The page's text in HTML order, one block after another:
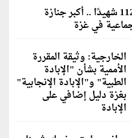
112 شهيدًا .. أكبر جنازة
في غزة
الخارجية: وثيقة المقررة
الأممية بشأن "الإبادة
الطبية" و"الإبادة الإنجابية"
بغزة دليل إضافي على
الإبادة